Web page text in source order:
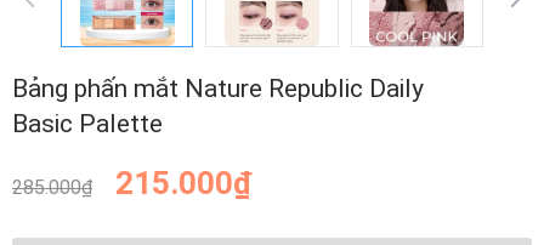
Bảng phấn mắt Nature Republic Daily
Basic Palette
285.000₫ 215.000₫